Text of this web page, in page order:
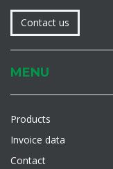
Contact us
MENU
Products
Invoice data
Contact